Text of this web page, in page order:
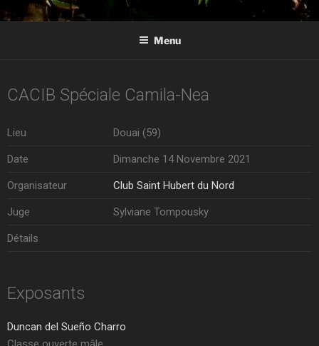
ALANOS DE LA REGULA
Élevage d'alanos espagnol en Aquitaine
Menu
CACIB Spéciale Camila-Nea
Lieu Douai (59)
Date Dimanche 14 Novembre 2021
Organisateur Club Saint Hubert du Nord
Juge Sylviane Tompousky
Détails
Exposants
Duncan del Sueño Charro